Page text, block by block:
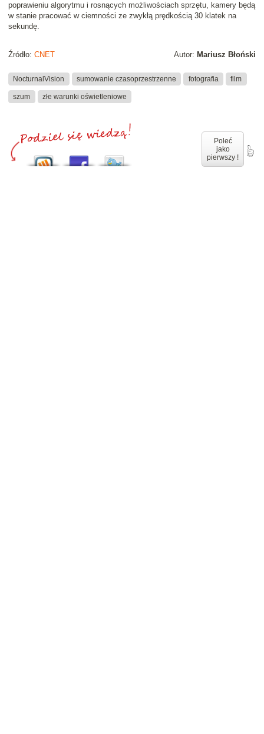
poprawieniu algorytmu i rosnących możliwościach sprzętu, kamery będą
w stanie pracować w ciemności ze zwykłą prędkością 30 klatek na
sekundę.
Autor: Mariusz Błoński
Źródło: CNET
NocturnalVision sumowanie czasoprzestrzenne fotografia film
szum złe warunki oświetleniowe
Poleć
jako
pierwszy !